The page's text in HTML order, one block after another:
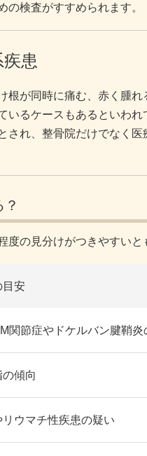
検査がすすめられます。
患
根が同時に痛む、赤く腫れ
るケースもあるといわれ
され、整骨院だけでなく医
の見分けがつきやすいと
目安
関節症やドケルバン腱鞘炎
傾向
リウマチ性疾患の疑い